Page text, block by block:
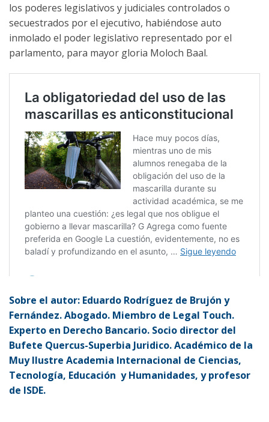
los poderes legislativos y judiciales controlados o
secuestrados por el ejecutivo, habiéndose auto
inmolado el poder legislativo representado por el
parlamento, para mayor gloria Moloch Baal.
Sobre el autor: Eduardo Rodríguez de Brujón y
Fernández. Abogado. Miembro de Legal Touch.
Experto en Derecho Bancario. Socio director del
Bufete Quercus-Superbia Juridico. Académico de la
Muy Ilustre Academia Internacional de Ciencias,
Tecnología, Educación y Humanidades, y profesor
de ISDE.